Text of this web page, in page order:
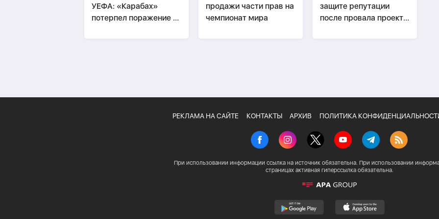
УЕФА: «Карабах»
потерпел поражение в
продажи части прав на
чемпионат мира
защите репутации
после провала проекта
РЕКЛАМА НА САЙТЕ КОНТАКТЫ АРХИВ ПОЛИТИКА
При использовании информации ссылка на источник обязательна. При использовании
страницах активная гиперссылка обязательна.